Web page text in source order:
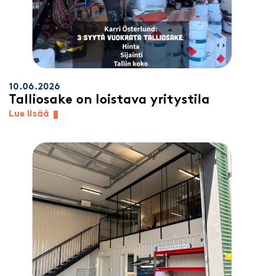
10.06.2026
Talliosake on loistava yritystila
Lue lisää